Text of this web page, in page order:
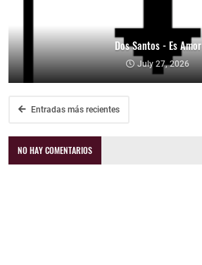
Dos Santos - Es Amor
July 27, 2026
Entradas más recientes
NO HAY COMENTARIOS